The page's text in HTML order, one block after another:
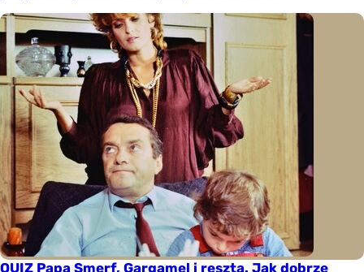
QUIZ Papa Smerf, Gargamel i reszta. Jak dobrze